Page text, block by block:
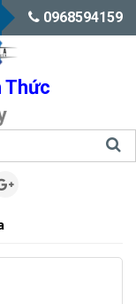
0968594159
Thức